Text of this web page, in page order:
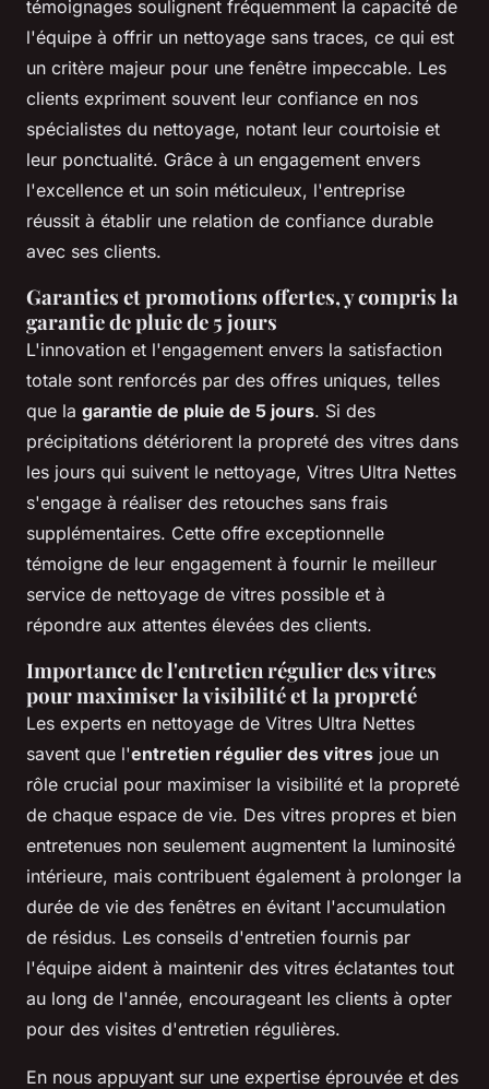
témoignages soulignent fréquemment la capacité de
l'équipe à offrir un nettoyage sans traces, ce qui est
un critère majeur pour une fenêtre impeccable. Les
clients expriment souvent leur confiance en nos
spécialistes du nettoyage, notant leur courtoisie et
leur ponctualité. Grâce à un engagement envers
l'excellence et un soin méticuleux, l'entreprise
réussit à établir une relation de confiance durable
avec ses clients.
Garanties et promotions offertes, y compris la
garantie de pluie de 5 jours
L'innovation et l'engagement envers la satisfaction
totale sont renforcés par des offres uniques, telles
que la garantie de pluie de 5 jours. Si des
précipitations détériorent la propreté des vitres dans
les jours qui suivent le nettoyage, Vitres Ultra Nettes
s'engage à réaliser des retouches sans frais
supplémentaires. Cette offre exceptionnelle
témoigne de leur engagement à fournir le meilleur
service de nettoyage de vitres possible et à
répondre aux attentes élevées des clients.
Importance de l'entretien régulier des vitres
pour maximiser la visibilité et la propreté
Les experts en nettoyage de Vitres Ultra Nettes
savent que l'entretien régulier des vitres joue un
rôle crucial pour maximiser la visibilité et la propreté
de chaque espace de vie. Des vitres propres et bien
entretenues non seulement augmentent la luminosité
intérieure, mais contribuent également à prolonger la
durée de vie des fenêtres en évitant l'accumulation
de résidus. Les conseils d'entretien fournis par
l'équipe aident à maintenir des vitres éclatantes tout
au long de l'année, encourageant les clients à opter
pour des visites d'entretien régulières.
En nous appuyant sur une expertise éprouvée et des